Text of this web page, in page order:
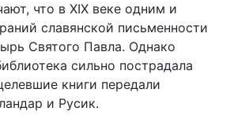
что в XIX веке одним и
славянской письменности
Святого Павла. Однако
сильно пострадала
книги передали
и Русик.